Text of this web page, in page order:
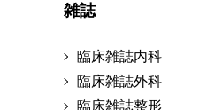
雑誌
臨床雑誌内科
臨床雑誌外科
臨床雑誌整形